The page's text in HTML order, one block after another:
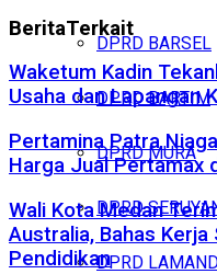
DPRD BARSEL
DPRD BARTIM
DPRD MURA
DPRD
DPRD
BeritaTerkait
Waketum Kadin
Usaha dan Lapangan
Pertamina Patra
Harga Jual Pertamax
Wali Kota Medan
Australia, Bahas
Pendidikan